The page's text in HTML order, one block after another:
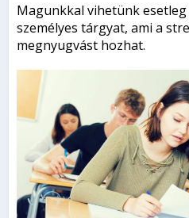
Magunkkal vihetünk
személyes tárgyat, ami a
megnyugvást hozhat.